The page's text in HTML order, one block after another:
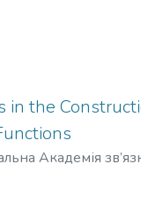
in the
Академія